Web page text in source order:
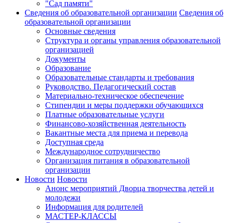
"Сад памяти"
Сведения об образовательной организации Сведения об
образовательной организации
Основные сведения
Структура и органы управления образовательной
организацией
Документы
Образование
Образовательные стандарты и требования
Руководство. Педагогический состав
Материально-техническое обеспечение
Стипендии и меры поддержки обучающихся
Платные образовательные услуги
Финансово-хозяйственная деятельность
Вакантные места для приема и перевода
Доступная среда
Международное сотрудничество
Организация питания в образовательной
организации
Новости Новости
Анонс мероприятий Дворца творчества детей и
молодежи
Информация для родителей
МАСТЕР-КЛАССЫ